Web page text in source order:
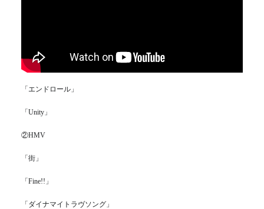
「エンドロール」
「Unity」
②HMV
「街」
「Fine!!」
「ダイナマイトラヴソング」